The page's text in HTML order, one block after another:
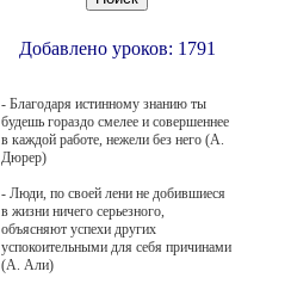
Добавлено уроков: 1791
- Благодаря истинному знанию ты
будешь гораздо смелее и совершеннее
в каждой работе, нежели без него (А.
Дюрер)
- Люди, по своей лени не добившиеся
в жизни ничего серьезного,
объясняют успехи других
успокоительными для себя причинами
(А. Али)